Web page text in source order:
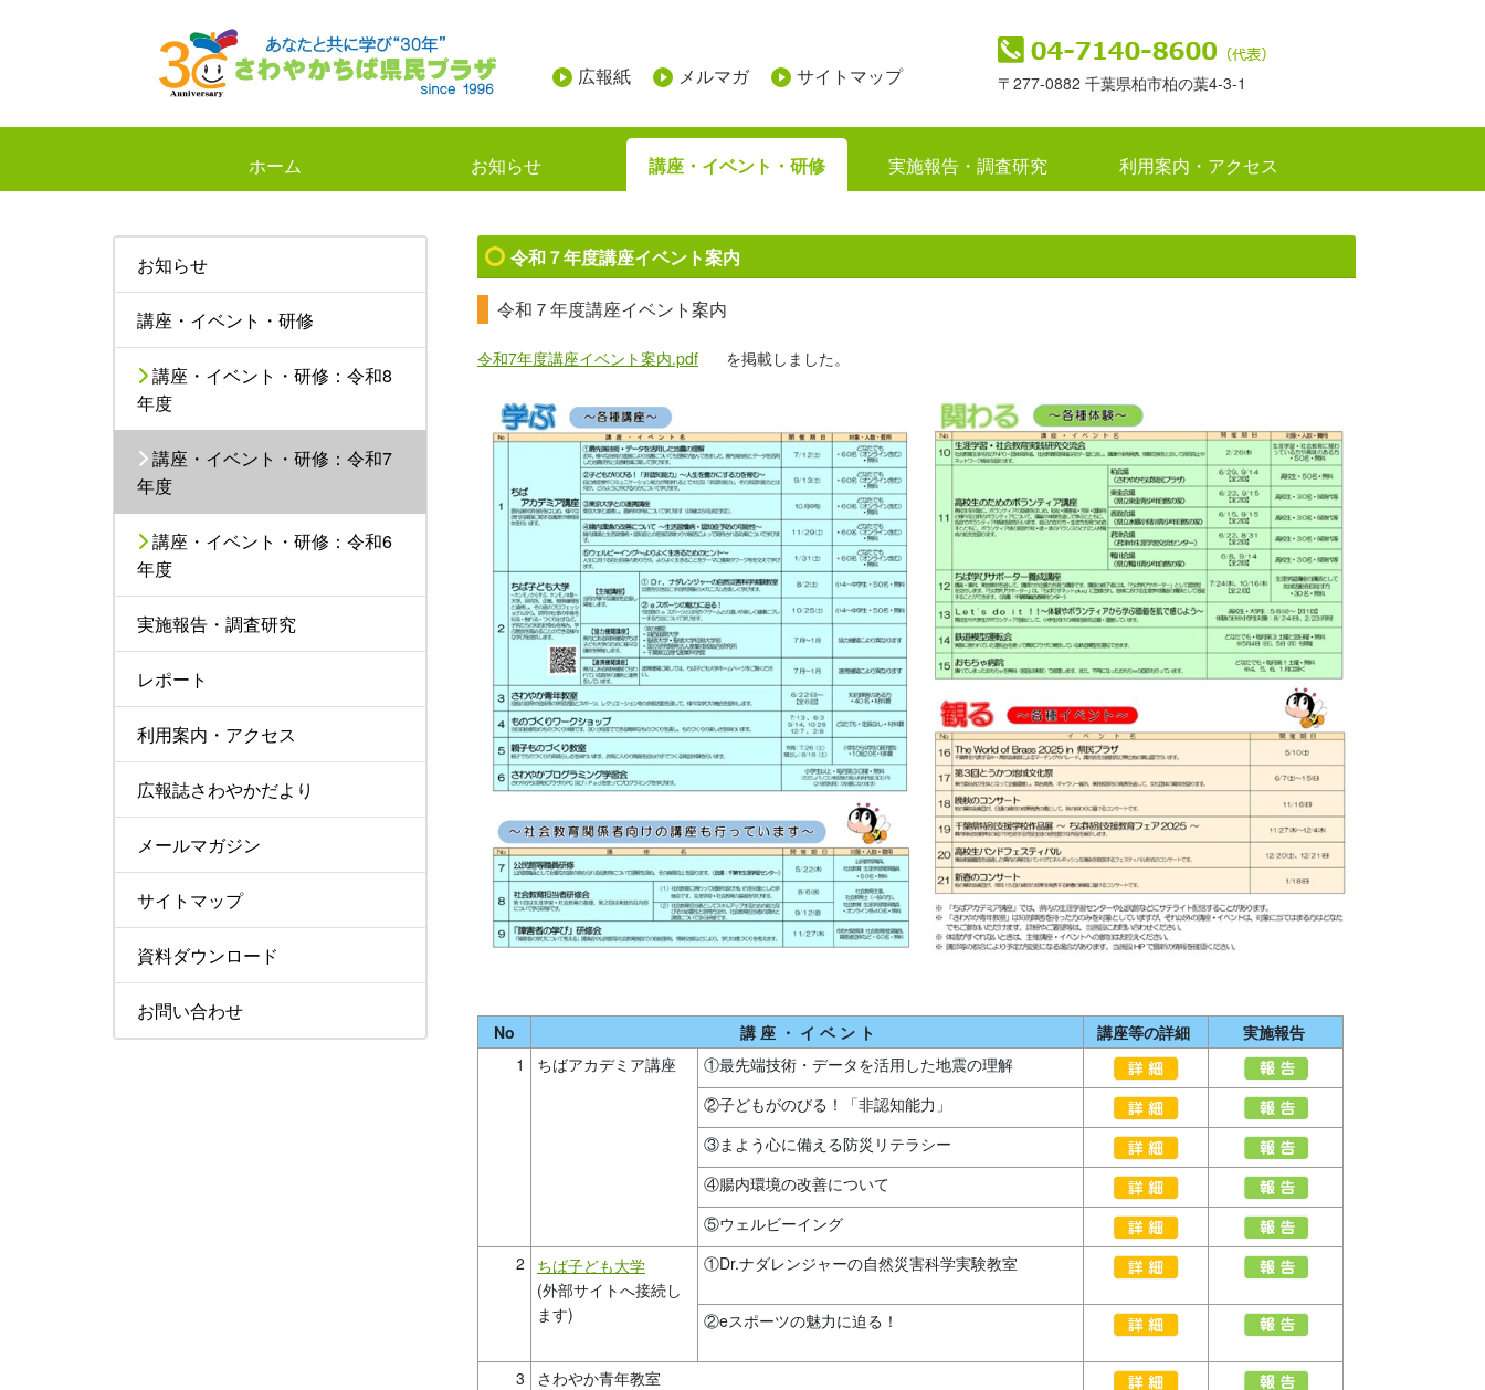
広報紙 メルマガ サイトマップ 〒277-0882 千葉県柏市柏の葉4-3-1
ホーム お知らせ 講座・イベント・研修 実施報告・調査研究 利用案内・アクセス
お知らせ
講座・イベント・研修
講座・イベント・研修：令和8
年度
講座・イベント・研修：令和7
年度
講座・イベント・研修：令和6
年度
実施報告・調査研究
レポート
利用案内・アクセス
広報誌さわやかだより
メールマガジン
サイトマップ
資料ダウンロード
お問い合わせ
令和７年度講座イベント案内
令和７年度講座イベント案内
令和7年度講座イベント案内.pdf を掲載しました。
No 講 座 ・ イ ベ ン ト 講座等の詳細
実施報告
1
ちばアカデミア講座
①最先端技術・データを活用した地震の理解
②子どもがのびる！「非認知能力」
③まよう心に備える防災リテラシー
④腸内環境の改善について
⑤ウェルビーイング
2
ちば子ども大学
(外部サイトへ接続し
ます)
①Dr.ナダレンジャーの自然災害科学実験教室
②eスポーツの魅力に迫る！
3
さわやか青年教室